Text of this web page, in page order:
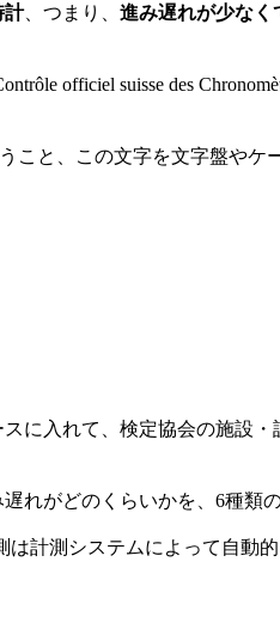
計、つまり、 進み遅れが少なく
officiel suisse des
こと、この文字を文字盤やケ
に入れて、検定協会の施設
れがどのくらいかを、6種類
計測システムによって自動